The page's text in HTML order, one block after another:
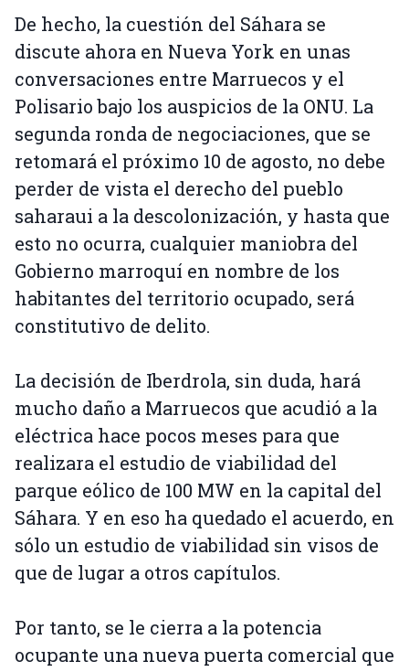
De hecho, la cuestión del Sáhara se
discute ahora en Nueva York en unas
conversaciones entre Marruecos y el
Polisario bajo los auspicios de la ONU. La
segunda ronda de negociaciones, que se
retomará el próximo 10 de agosto, no debe
perder de vista el derecho del pueblo
saharaui a la descolonización, y hasta que
esto no ocurra, cualquier maniobra del
Gobierno marroquí en nombre de los
habitantes del territorio ocupado, será
constitutivo de delito.
La decisión de Iberdrola, sin duda, hará
mucho daño a Marruecos que acudió a la
eléctrica hace pocos meses para que
realizara el estudio de viabilidad del
parque eólico de 100 MW en la capital del
Sáhara. Y en eso ha quedado el acuerdo, en
sólo un estudio de viabilidad sin visos de
que de lugar a otros capítulos.
Por tanto, se le cierra a la potencia
ocupante una nueva puerta comercial que